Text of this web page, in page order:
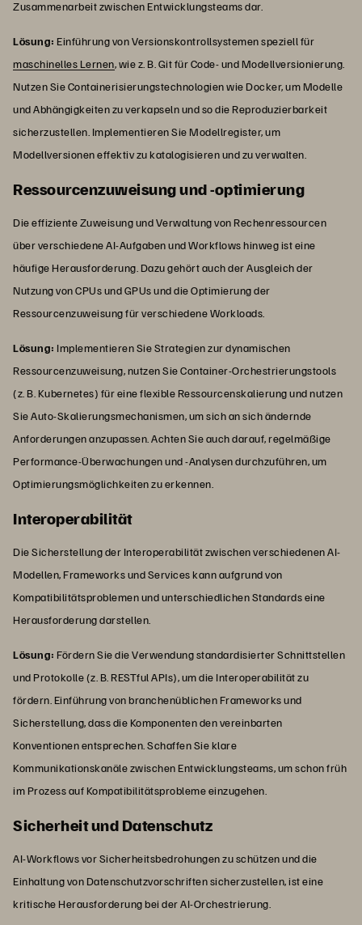
Zusammenarbeit zwischen Entwicklungsteams dar.
Lösung: Einführung von Versionskontrollsystemen speziell für
maschinelles Lernen, wie z. B. Git für Code- und Modellversionierung.
Nutzen Sie Containerisierungstechnologien wie Docker, um Modelle
und Abhängigkeiten zu verkapseln und so die Reproduzierbarkeit
sicherzustellen. Implementieren Sie Modellregister, um
Modellversionen effektiv zu katalogisieren und zu verwalten.
Ressourcenzuweisung und -optimierung
Die effiziente Zuweisung und Verwaltung von Rechenressourcen
über verschiedene AI-Aufgaben und Workflows hinweg ist eine
häufige Herausforderung. Dazu gehört auch der Ausgleich der
Nutzung von CPUs und GPUs und die Optimierung der
Ressourcenzuweisung für verschiedene Workloads.
Lösung: Implementieren Sie Strategien zur dynamischen
Ressourcenzuweisung, nutzen Sie Container-Orchestrierungstools
(z. B. Kubernetes) für eine flexible Ressourcenskalierung und nutzen
Sie Auto-Skalierungsmechanismen, um sich an sich ändernde
Anforderungen anzupassen. Achten Sie auch darauf, regelmäßige
Performance-Überwachungen und -Analysen durchzuführen, um
Optimierungsmöglichkeiten zu erkennen.
Interoperabilität
Die Sicherstellung der Interoperabilität zwischen verschiedenen AI-
Modellen, Frameworks und Services kann aufgrund von
Kompatibilitätsproblemen und unterschiedlichen Standards eine
Herausforderung darstellen.
Lösung: Fördern Sie die Verwendung standardisierter Schnittstellen
und Protokolle (z. B. RESTful APIs), um die Interoperabilität zu
fördern. Einführung von branchenüblichen Frameworks und
Sicherstellung, dass die Komponenten den vereinbarten
Konventionen entsprechen. Schaffen Sie klare
Kommunikationskanäle zwischen Entwicklungsteams, um schon früh
im Prozess auf Kompatibilitätsprobleme einzugehen.
Sicherheit und Datenschutz
AI-Workflows vor Sicherheitsbedrohungen zu schützen und die
Einhaltung von Datenschutzvorschriften sicherzustellen, ist eine
kritische Herausforderung bei der AI-Orchestrierung.